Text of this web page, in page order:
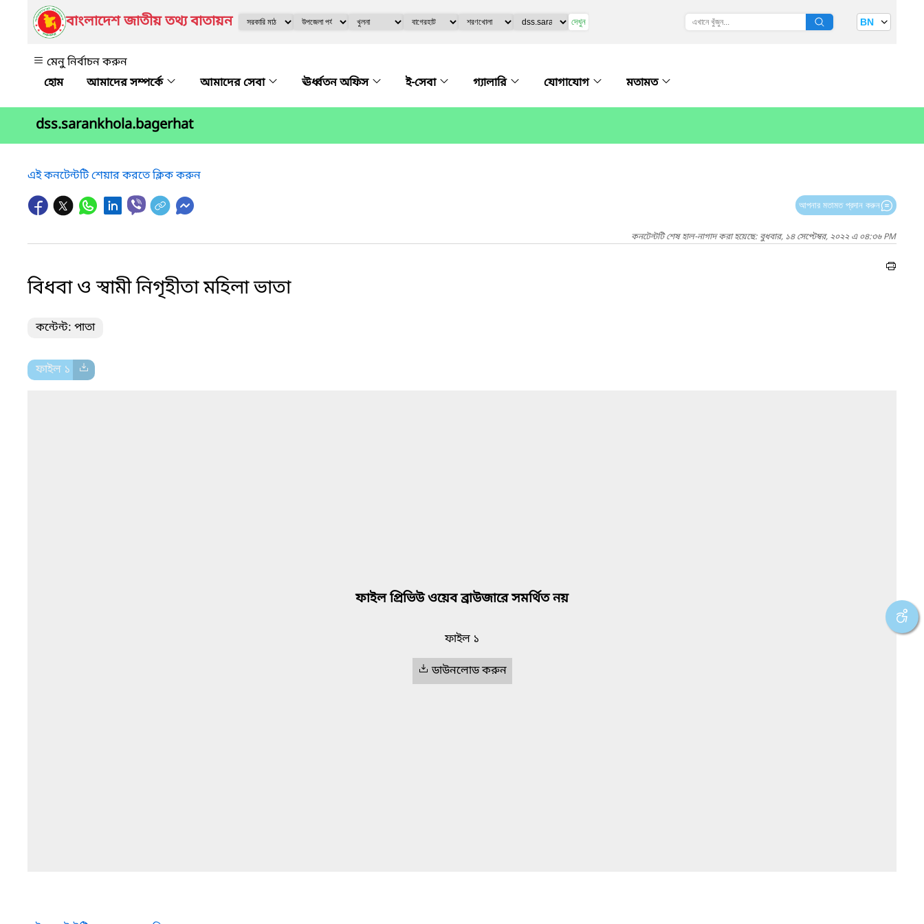
বাংলাদেশ জাতীয় তথ্য বাতায়ন দেখুন BN
মেনু নির্বাচন করুন
আমাদের সম্পর্কে
আমাদের সেবা ঊর্ধ্বতন অফিস ই-সেবা গ্যালারি যোগাযোগ মতামত
dss.sarankhola.bagerhat
এই কনটেন্টটি শেয়ার করতে ক্লিক করুন
আপনার মতামত প্রদান করুন
কনটেন্টটি শেষ হাল-নাগাদ করা হয়েছে: বুধবার, ১৪ সেপ্টেম্বর, ২০২২ এ ০৪:৩৬ PM
বিধবা ও স্বামী নিগৃহীতা মহিলা ভাতা
কন্টেন্ট: পাতা
ফাইল ১
ফাইল প্রিভিউ ওয়েব ব্রাউজারে সমর্থিত নয়
ফাইল ১
ডাউনলোড করুন